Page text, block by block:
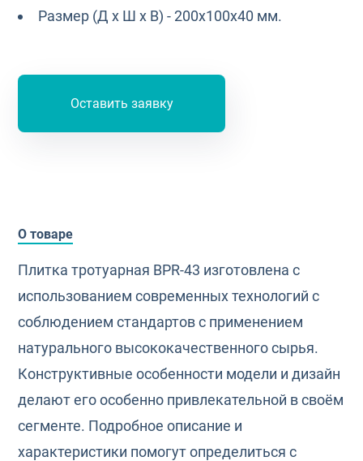
Размер (Д х Ш х В) - 200х100х40 мм.
Оставить заявку
О товаре
Плитка тротуарная BPR-43 изготовлена с
использованием современных технологий с
соблюдением стандартов с применением
натурального высококачественного сырья.
Конструктивные особенности модели и дизайн
делают его особенно привлекательной в своём
сегменте. Подробное описание и
характеристики помогут определиться с